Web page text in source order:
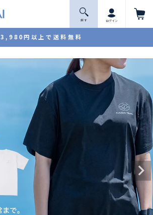
3,980円以上で送料無料
探 す ログイン